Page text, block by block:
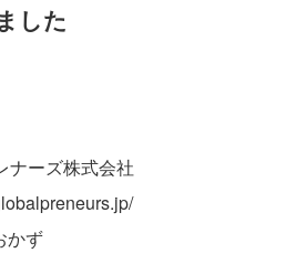
した
ナーズ株式会社
かず